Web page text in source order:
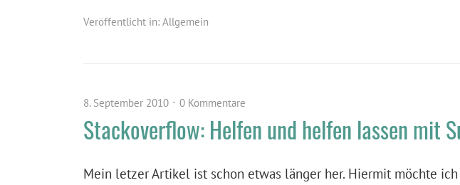
Veröffentlicht in: Allgemein
8. September 2010 0 Kommentare
Stackoverflow: Helfen und helfen lassen mit
Mein letzer Artikel ist schon etwas länger her. Hiermit möchte